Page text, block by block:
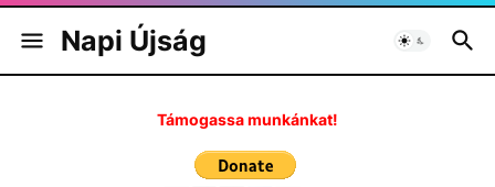
Napi Újság
Támogassa munkánkat!